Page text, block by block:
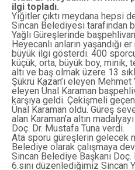
ilgi topladı.
Yiğitler çıktı meydana hepsi
Sincan Belediyesi tarafından
Yağlı Güreşlerinde
Heyecanlı anların yaşandığı
büyük ilgi gösterdi. 400
küçük, orta, büyük boy, minik,
altı ve baş olmak üzere 13
Şükrü Kazan’ı eleyen Mehmet
eleyen Ünal Karaman
karşıya geldi. Çekişmeli
Ünal Karaman oldu. Güreş
alan Karaman’a altın
Doç. Dr. Mustafa Tuna verdi.
Ata sporu güreşlerin gelecek
Belediye olarak çalışmaya
Sincan Belediye Başkanı Doç.
6.sını düzenlediğimiz Sincan